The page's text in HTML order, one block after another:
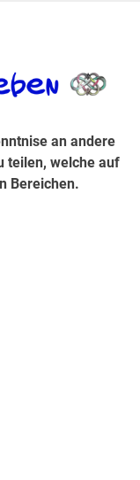
Bereichen.
an andere
teilen, welche auf
Bereichen.